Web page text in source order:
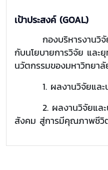
เป้าประสงค์ (GOAL)
กองบริหารงานวิจัย
กับนโยบายการวิจัย และ
นวัตกรรมของมหาวิทยา
1. ผลงานวิจัยและ
2. ผลงานวิจัยและน
สังคม สู่การมีคุณภาพชีวิ